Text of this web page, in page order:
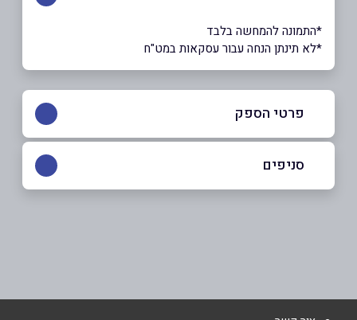
*התמונה להמחשה בלבד
*לא תינתן הנחה עבור עסקאות במט"ח
פרטי הספק
סניפים